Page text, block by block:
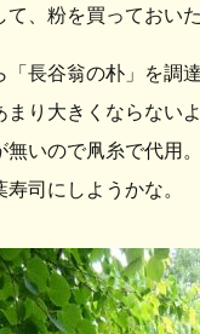
、粉を買っておいた
長谷翁の朴」を調達
り大きくならない
いので凧糸で代用
司にしようかな。